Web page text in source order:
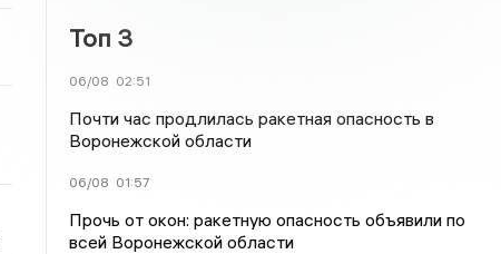
Топ 3
06/08 02:51
Почти час продлилась ракетная опасность в
Воронежской области
06/08 01:57
Прочь от окон: ракетную опасность объявили по
всей Воронежской области